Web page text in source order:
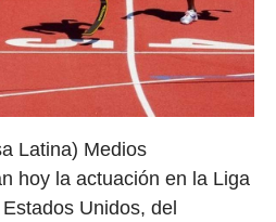
Latina) Medios
hoy la actuación en la Liga
Unidos, del